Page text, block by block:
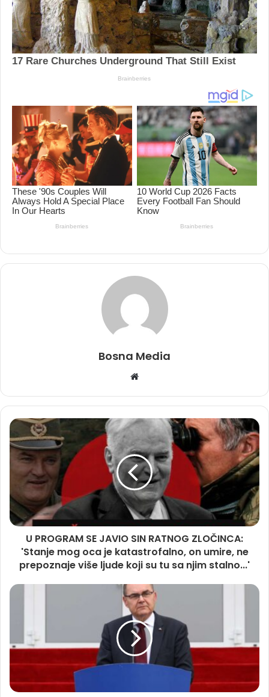
Bosna Media
Website
U PROGRAM SE JAVIO SIN RATNOG ZLOČINCA:
'Stanje mog oca je katastrofalno, on umire, ne
prepoznaje više ljude koji su tu sa njim stalno...'